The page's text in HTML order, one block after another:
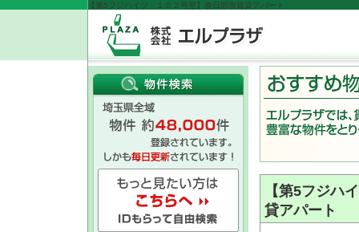
【第5フジハイツ １０２号室】春日部市賃貸アパート
【第5フジハ
貸アパート